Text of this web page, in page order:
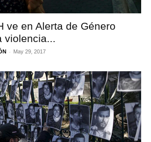
ve en Alerta de Género
violencia...
- May 29, 2017